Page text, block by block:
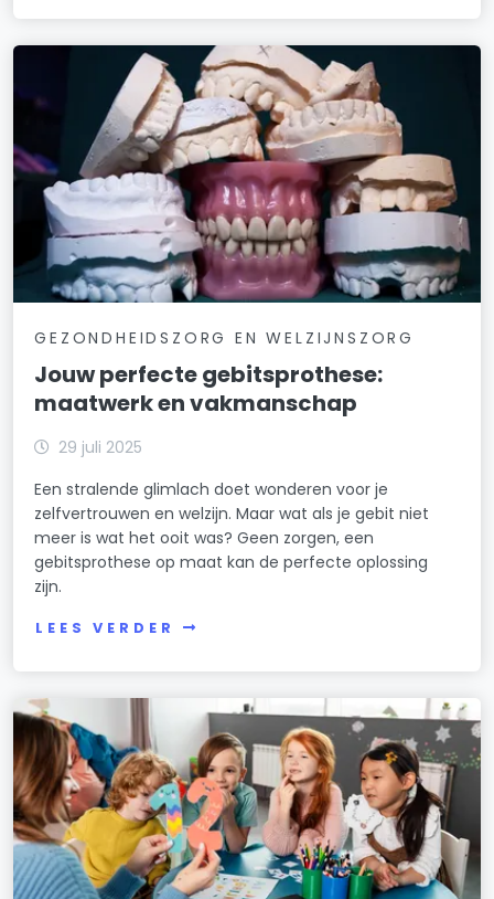
GEZONDHEIDSZORG EN WELZIJNSZORG
Jouw perfecte gebitsprothese:
maatwerk en vakmanschap
29 juli 2025
Een stralende glimlach doet wonderen voor je
zelfvertrouwen en welzijn. Maar wat als je gebit niet
meer is wat het ooit was? Geen zorgen, een
gebitsprothese op maat kan de perfecte oplossing
zijn.
LEES VERDER